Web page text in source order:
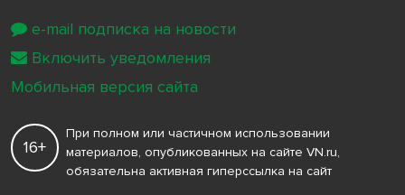
16+
При полном или частичном использовании
материалов, опубликованных на сайте VN.ru,
обязательна активная гиперссылка на сайт
e-mail подписка на новости
Включить уведомления
Мобильная версия сайта